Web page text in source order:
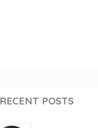
RECENT POSTS